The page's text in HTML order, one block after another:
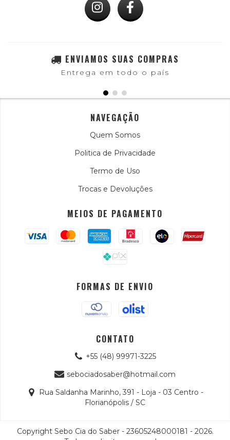
ENVIAMOS SUAS COMPRAS
Entrega em todo o país
NAVEGAÇÃO
Quem Somos
Politica de Privacidade
Termo de Uso
Trocas e Devoluções
MEIOS DE PAGAMENTO
FORMAS DE ENVIO
CONTATO
+55 (48) 99971-3225
sebociadosaber@hotmail.com
Rua Saldanha Marinho, 391 - Loja - 03 Centro -
Florianópolis / SC
Copyright Sebo Cia do Saber - 23605248000181 - 2026.